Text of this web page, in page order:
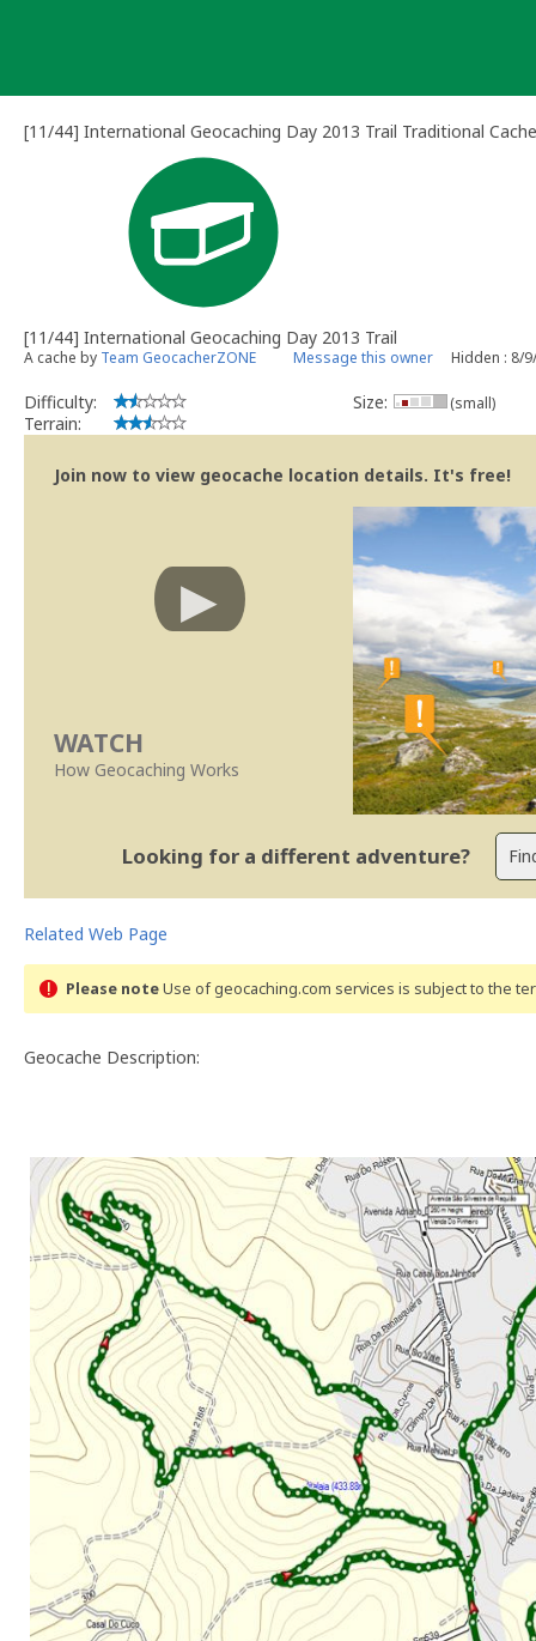
[11/44] International Geocaching Day 2013 Trail Traditional Cache
[11/44] International Geocaching Day 2013 Trail
A cache by Team GeocacherZONE Message this owner Hidden : 8/
Difficulty:
Terrain:
Size: (small)
Join now to view geocache location details. It's free!
WATCH
How Geocaching Works
Looking for a different adventure?
Related Web Page
Please noteUse of geocaching.com services is subject to the
Geocache Description: